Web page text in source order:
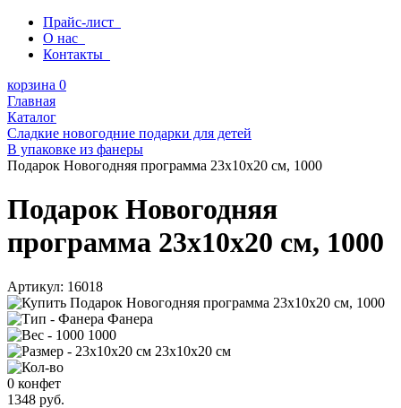
Прайс-лист
О нас
Контакты
корзина 0
Главная
Каталог
Сладкие новогодние подарки для детей
В упаковке из фанеры
Подарок Новогодняя программа 23х10х20 см, 1000
Подарок Новогодняя
программа 23х10х20 см, 1000
Артикул: 16018
Фанера
1000
23х10х20 см
0 конфет
1348 руб.